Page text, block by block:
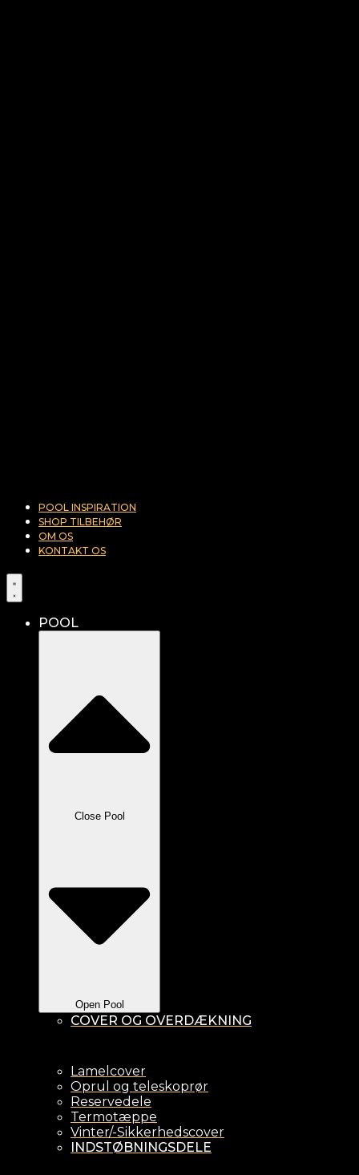
POOL INSPIRATION
SHOP TILBEHØR
OM OS
KONTAKT OS
POOL
Close Pool
Open Pool
COVER OG OVERDÆKNING
Lamelcover
Oprul og teleskoprør
Reservedele
Termotæppe
Vinter/-Sikkerhedscover
INDSTØBNINGSDELE